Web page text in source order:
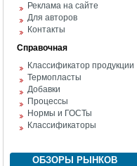
Реклама на сайте
Для авторов
Контакты
Справочная
Классификатор продукции
Термопласты
Добавки
Процессы
Нормы и ГОСТы
Классификаторы
ОБЗОРЫ РЫНКОВ